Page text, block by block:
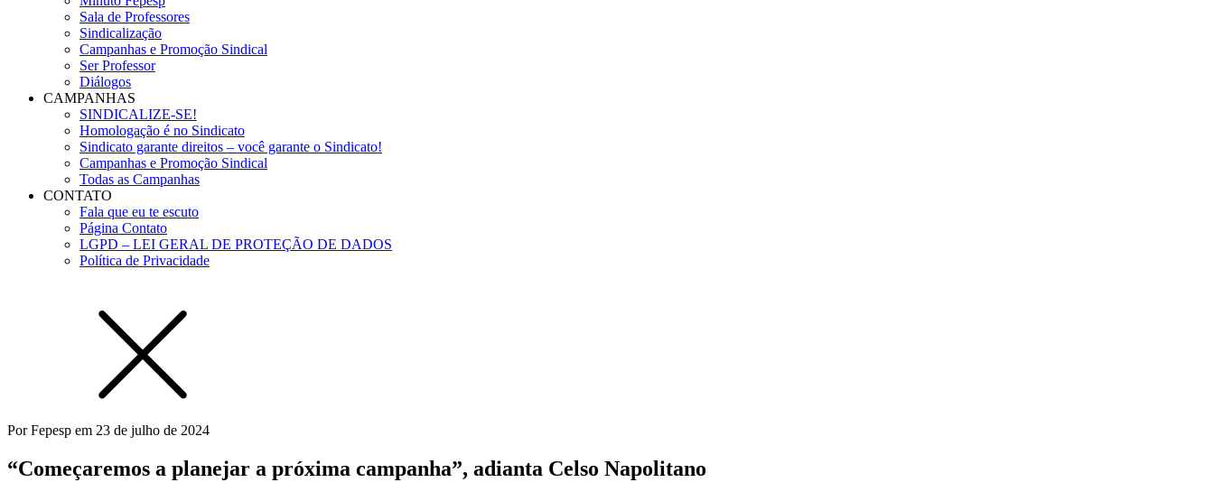
Sala de Professores
Sindicalização
Campanhas e Promoção Sindical
Ser Professor
Diálogos
CAMPANHAS
SINDICALIZE-SE!
Homologação é no Sindicato
Sindicato garante direitos – você garante o Sindicato!
Campanhas e Promoção Sindical
Todas as Campanhas
CONTATO
Fala que eu te escuto
Página Contato
LGPD – LEI GERAL DE PROTEÇÃO DE DADOS
Política de Privacidade
PorFepesp em 23 de julho de 2024
“Começaremos a planejar a próxima campanha”, adianta Celso Napolitano